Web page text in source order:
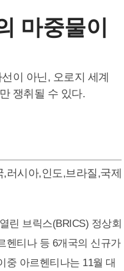
마중물이
이 아닌, 오로지 세계
쟁취될 수 있다.
,러시아,인도 ,브라질 ,국제
린 브릭스(BRICS) 정상회
헨티나 등 6개국의 신규가
중 아르헨티나는 11월 대